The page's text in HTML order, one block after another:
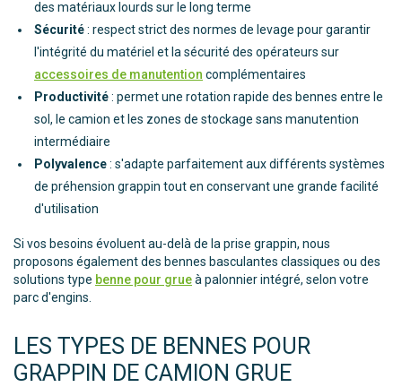
des matériaux lourds sur le long terme
Sécurité: respect strict des normes de levage pour garantir
l'intégrité du matériel et la sécurité des opérateurs sur
accessoires de manutention complémentaires
Productivité: permet une rotation rapide des bennes entre le
sol, le camion et les zones de stockage sans manutention
intermédiaire
Polyvalence: s'adapte parfaitement aux différents systèmes
de préhension grappin tout en conservant une grande facilité
d'utilisation
Si vos besoins évoluent au-delà de la prise grappin, nous
proposons également des bennes basculantes classiques ou des
solutions type benne pour grueà palonnier intégré, selon votre
parc d'engins.
LES TYPES DE BENNES POUR
GRAPPIN DE CAMION GRUE